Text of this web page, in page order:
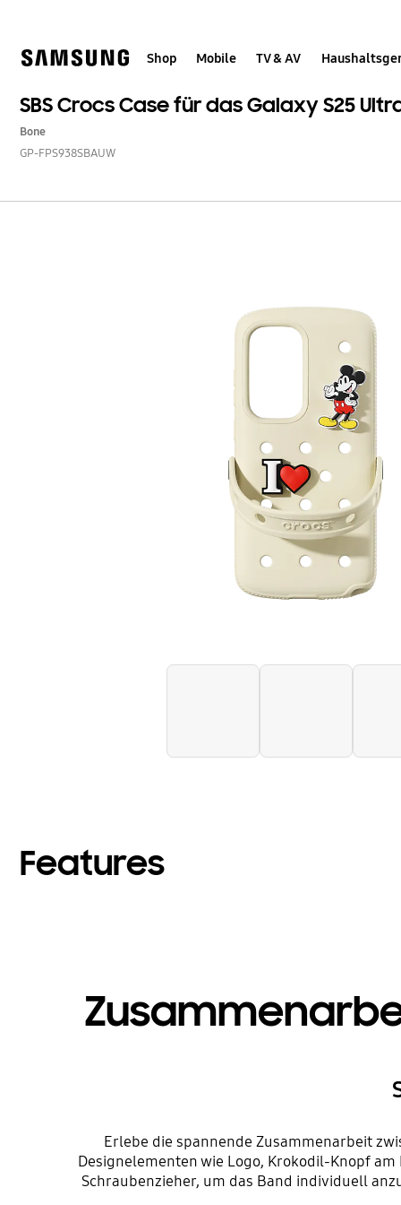
help
Shop Mobile TV & AV
SBS Crocs Case für das Galaxy S25
Bone
GP-FPS938SBAUW
Features
Erlebe die spannende Zusammenarbeit
Designelementen wie Logo, Krokodil-Knopf
Schraubenzieher, um das Band individuell